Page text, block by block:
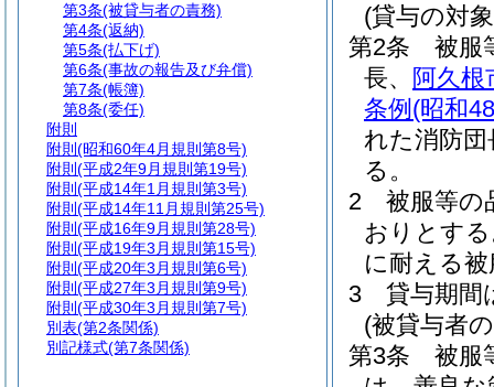
(貸与の対
第2条
被服
長、 阿久根
条例 (昭和
れた消防
る。
2
被服等の
おりとす
に耐える
3
貸与期間
(被貸与者
第3条
被服
第3条(被貸与者の責務)
第4条(返納)
第5条(払下げ)
第6条(事故の報告及び弁償)
第7条(帳簿)
第8条(委任)
附則
附則 (昭和60年4月規則第8号)
附則 (平成2年9月規則第19号)
附則 (平成14年1月規則第3号)
附則 (平成14年11月規則第25号)
附則 (平成16年9月規則第28号)
附則 (平成19年3月規則第15号)
附則 (平成20年3月規則第6号)
附則 (平成27年3月規則第9号)
附則 (平成30年3月規則第7号)
別表(第2条関係)
別記様式(第7条関係)